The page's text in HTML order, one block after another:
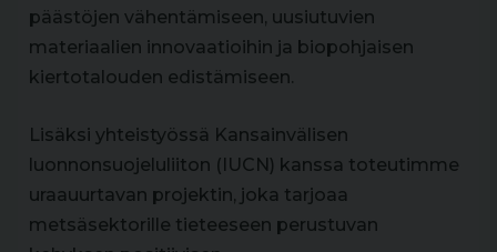
päästöjen vähentämiseen, uusiutuvien
materiaalien innovaatioihin ja biopohjaisen
kiertotalouden edistämiseen.
Lisäksi yhteistyössä Kansainvälisen
luonnonsuojeluliiton (IUCN) kanssa toteutimme
uraauurtavan projektin, joka tarjoaa
metsäsektorille tieteeseen perustuvan